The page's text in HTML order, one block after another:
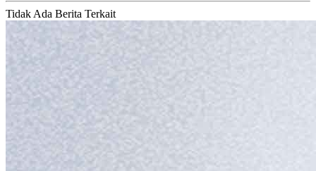
Tidak Ada Berita Terkait